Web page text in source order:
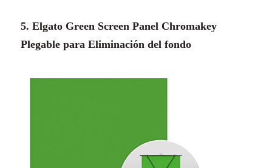
5. Elgato Green Screen Panel Chromakey
Plegable para Eliminación del fondo